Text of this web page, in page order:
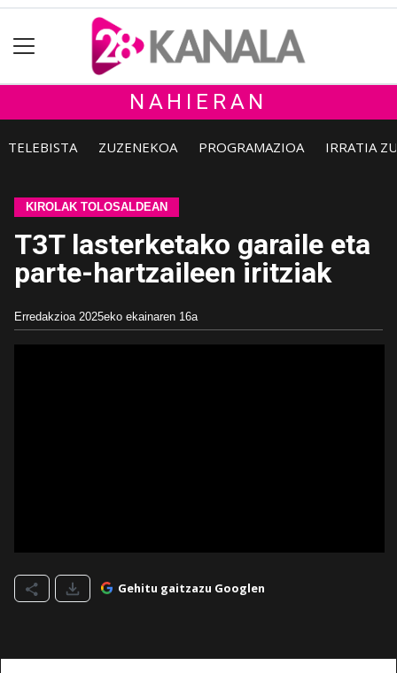
NAHIERAN
TELEBISTA ZUZENEKOA PROGRAMAZIOA IRRATIA
KIROLAK TOLOSALDEAN
T3T lasterketako garaile eta
parte-hartzaileen iritziak
Erredakzioa 2025eko ekainaren 16a
Gehitu gaitzazu Googlen